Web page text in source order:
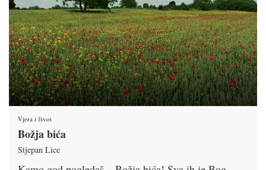
Vjera i život
Božja bića
Stjepan Lice